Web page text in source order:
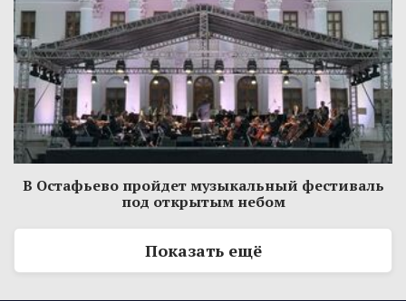
В Остафьево пройдет музыкальный фестиваль
под открытым небом
Показать ещё